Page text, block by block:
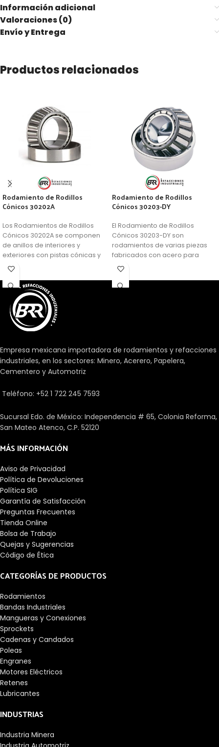
Información adicional
Valoraciones (0)
Envío y Entrega
Productos relacionados
Rodamiento de Rodillos
Cónicos 30202A
Los Rodamientos de Rodillos
Cónicos 30202A se componen
de anillos de interiores y
exteriores con pistas cónicas y
rodillos cónicos en una caja de
ventana. Los rodamientos
abiertos no son de retención
automática. Como resultado, el
anillo interior con los rodillos y la
caja se puede montar
separado del anillo exterior. Hay
rodamientos de tamaño
disponibles. Los diseños con una
K en la designación tienen las
dimensiones en pulgadas. Para
deben utilizarse
con tamaños métricos.
Rodamiento de Rodillos
Cónicos 30203-DY
El Rodamiento de Rodillos
Cónicos 30203-DY son
rodamientos de varias piezas
fabricados con acero para
rodamientos. Consisten en
anillos sólidos internos y
externos con pistas de rodadura
Empresa mexicana importadora de rodamientos y refacciones
industriales, en los sectores: Minero, Acerero, Papelera,
Cementero y Automotriz
Teléfono: +52 1 722 245 7593
Sucursal Edo. de México: Independencia # 65, Colonia Reforma,
San Mateo Atenco, C.P. 52120
MÁS INFORMACIÓN
Aviso de Privacidad
Política de Devoluciones
Política SIG
Garantía de Satisfacción
Preguntas Frecuentes
Tienda Online
Bolsa de Trabajo
Quejas y Sugerencias
Código de Ética
CATEGORÍAS DE PRODUCTOS
Rodamientos
Bandas Industriales
Mangueras y Conexiones
Sprockets
Cadenas y Candados
Poleas
Engranes
Motores Eléctricos
Retenes
Lubricantes
INDUSTRIAS
Industria Minera